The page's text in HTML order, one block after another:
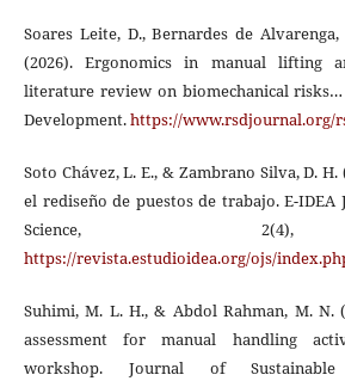
Soares Leite, D., Bernardes de
(2026). Ergonomics in manual lifting
literature review on biomechanical risks…
Development.https://www.rsdjournal.org/
Soto Chávez, L. E., & Zambrano Silva, D.
el rediseño de puestos de trabajo. E-
Science,
https://revista.estudioidea.org/ojs/
Suhimi, M. L. H., & Abdol Rahman, M. N.
assessment for manual handling
workshop. Journal of